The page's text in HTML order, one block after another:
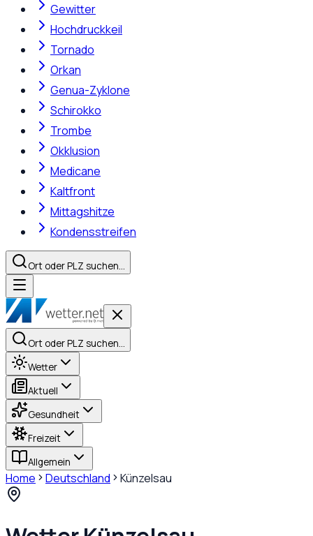
Gewitter
Hochdruckkeil
Tornado
Orkan
Genua-Zyklone
Schirokko
Trombe
Okklusion
Medicane
Kaltfront
Mittagshitze
Kondensstreifen
Ort oder PLZ suchen…
Ort oder PLZ suchen…
Wetter
Aktuell
Gesundheit
Freizeit
Allgemein
Home Deutschland Künzelsau